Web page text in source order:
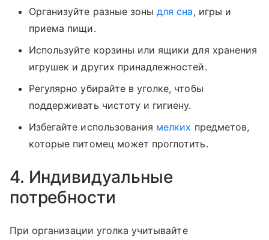
Организуйте разные зоныдля сна, игры и
приема пищи.
Используйте корзины или ящики для хранения
игрушек и других принадлежностей.
Регулярно убирайте в уголке, чтобы
поддерживать чистоту и гигиену.
Избегайте использования мелких предметов,
которые питомец может проглотить.
4. Индивидуальные
потребности
При организации уголка учитывайте